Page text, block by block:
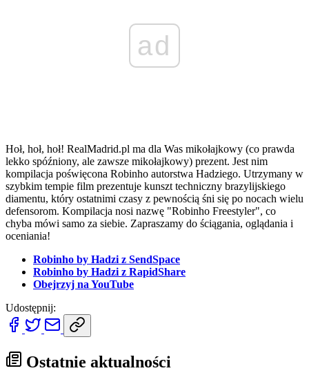
ad
Hoł, hoł, hoł! RealMadrid.pl ma dla Was mikołajkowy (co prawda
lekko spóźniony, ale zawsze mikołajkowy) prezent. Jest nim
kompilacja poświęcona Robinho autorstwa Hadziego. Utrzymany w
szybkim tempie film prezentuje kunszt techniczny brazylijskiego
diamentu, który ostatnimi czasy z pewnością śni się po nocach wielu
defensorom. Kompilacja nosi nazwę "Robinho Freestyler", co
chyba mówi samo za siebie. Zapraszamy do ściągania, oglądania i
oceniania!
Robinho by Hadzi z SendSpace
Robinho by Hadzi z RapidShare
Obejrzyj na YouTube
Udostępnij:
Ostatnie aktualności